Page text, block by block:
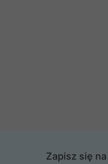
Zapisz się